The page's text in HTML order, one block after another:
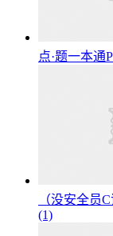
点·题一本通
（没安全员
(1)